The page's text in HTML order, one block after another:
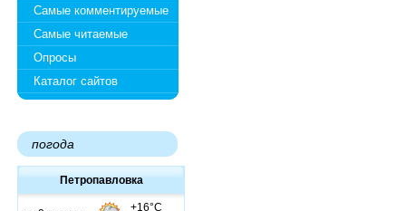
Самые комментируемые
Самые читаемые
Опросы
Каталог сайтов
погода
Петропавловка